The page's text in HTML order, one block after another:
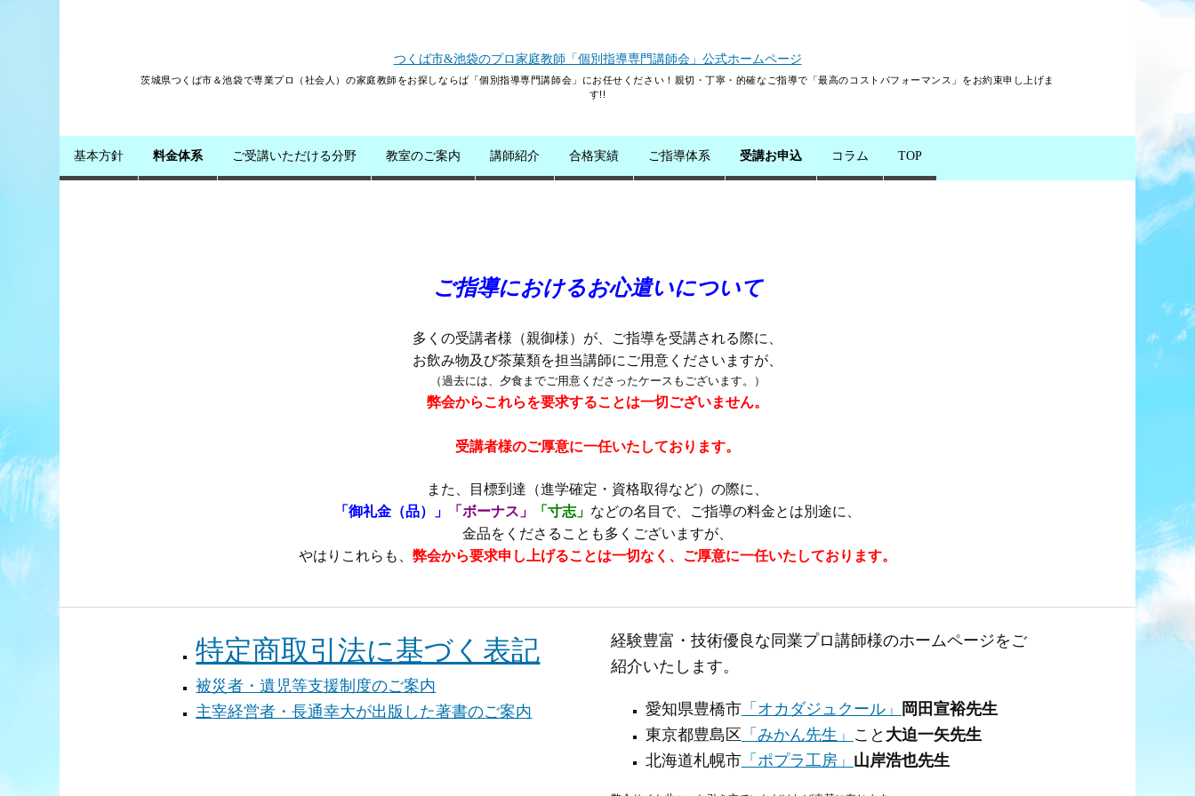
つくば市&池袋のプロ家庭教師「個別指導専門講師会」公式ホームページ
茨城県つくば市＆池袋で専業プロ（社会人）の家庭教師をお探しならば「個別指導専門講師会」にお任せください！親切・丁寧・的確なご指導で「最高のコストパフォーマンス」をお約束申し上げま
す!!
コンテンツへスキップ
基本方針 料金体系 ご受講いただける分野 教室のご案内 講師紹介 合格実績 ご指導体系 受講お申込 コラム TOP
ご指導におけるお心遣いについて
多くの受講者様（親御様）が、ご指導を受講される際に、
お飲み物及び茶菓類を担当講師にご用意くださいますが、
（過去には、夕食までご用意くださったケースもございます。）
弊会からこれらを要求することは一切ございません。
受講者様のご厚意に一任いたしております。
また、目標到達（進学確定・資格取得など）の際に、
「御礼金（品）」
「ボーナス」 「寸志」 などの名目で、
ご指導の料金とは別途に、
金品をくださることも多くございますが、
やはりこれらも、 弊会から要求申し上げることは一切なく、 ご厚意に一任いたしております。
特定商取引法に基づく表記
被災者・遺児等支援制度のご案内
主宰経営者・長通幸大が出版した著書のご案内
経験豊富・技術優良な同業プロ講師様のホームページをご
紹介いたします。
愛知県豊橋市「オカダジュクール」
岡田宣裕先生
東京都豊島区
「みかん先生」 こと 大迫一矢先生
北海道札幌市「ポプラ工房」 山岸浩也先生